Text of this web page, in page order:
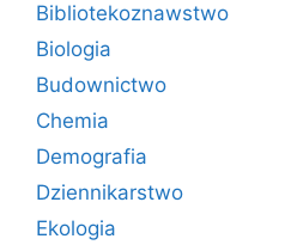
Bibliotekoznawstwo
Biologia
Budownictwo
Chemia
Demografia
Dziennikarstwo
Ekologia